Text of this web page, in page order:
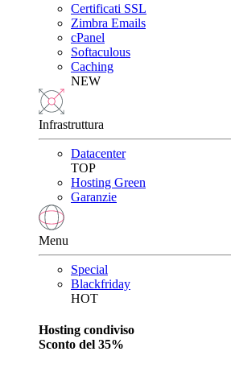
Certificati SSL
Zimbra Emails
cPanel
Softaculous
Caching
NEW
Infrastruttura
Datacenter
TOP
Hosting Green
Garanzie
Menu
Special
Blackfriday
HOT
Hosting condiviso
Sconto del 35%